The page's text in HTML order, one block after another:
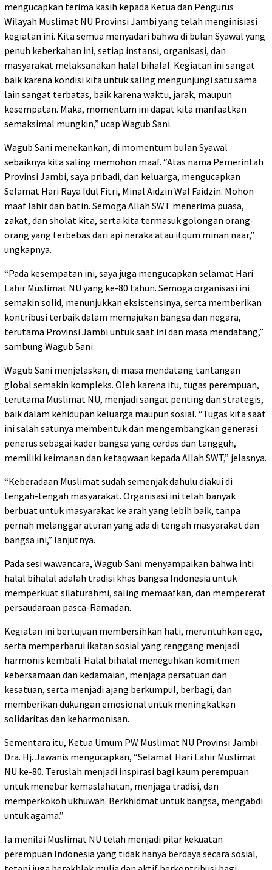
mengucapkan terima kasih kepada Ketua dan Pengurus
Wilayah Muslimat NU Provinsi Jambi yang telah menginisiasi
kegiatan ini. Kita semua menyadari bahwa di bulan Syawal yang
penuh keberkahan ini, setiap instansi, organisasi, dan
masyarakat melaksanakan halal bihalal. Kegiatan ini sangat
baik karena kondisi kita untuk saling mengunjungi satu sama
lain sangat terbatas, baik karena waktu, jarak, maupun
kesempatan. Maka, momentum ini dapat kita manfaatkan
semaksimal mungkin,” ucap Wagub Sani.
Wagub Sani menekankan, di momentum bulan Syawal
sebaiknya kita saling memohon maaf. “Atas nama Pemerintah
Provinsi Jambi, saya pribadi, dan keluarga, mengucapkan
Selamat Hari Raya Idul Fitri, Minal Aidzin Wal Faidzin. Mohon
maaf lahir dan batin. Semoga Allah SWT menerima puasa,
zakat, dan sholat kita, serta kita termasuk golongan orang-
orang yang terbebas dari api neraka atau itqum minan naar,”
ungkapnya.
“Pada kesempatan ini, saya juga mengucapkan selamat Hari
Lahir Muslimat NU yang ke-80 tahun. Semoga organisasi ini
semakin solid, menunjukkan eksistensinya, serta memberikan
kontribusi terbaik dalam memajukan bangsa dan negara,
terutama Provinsi Jambi untuk saat ini dan masa mendatang,”
sambung Wagub Sani.
Wagub Sani menjelaskan, di masa mendatang tantangan
global semakin kompleks. Oleh karena itu, tugas perempuan,
terutama Muslimat NU, menjadi sangat penting dan strategis,
baik dalam kehidupan keluarga maupun sosial. “Tugas kita saat
ini salah satunya membentuk dan mengembangkan generasi
penerus sebagai kader bangsa yang cerdas dan tangguh,
memiliki keimanan dan ketaqwaan kepada Allah SWT,” jelasnya.
“Keberadaan Muslimat sudah semenjak dahulu diakui di
tengah-tengah masyarakat. Organisasi ini telah banyak
berbuat untuk masyarakat ke arah yang lebih baik, tanpa
pernah melanggar aturan yang ada di tengah masyarakat dan
bangsa ini,” lanjutnya.
Pada sesi wawancara, Wagub Sani menyampaikan bahwa inti
halal bihalal adalah tradisi khas bangsa Indonesia untuk
memperkuat silaturahmi, saling memaafkan, dan mempererat
persaudaraan pasca-Ramadan.
Kegiatan ini bertujuan membersihkan hati, meruntuhkan ego,
serta memperbarui ikatan sosial yang renggang menjadi
harmonis kembali. Halal bihalal meneguhkan komitmen
kebersamaan dan kedamaian, menjaga persatuan dan
kesatuan, serta menjadi ajang berkumpul, berbagi, dan
memberikan dukungan emosional untuk meningkatkan
solidaritas dan keharmonisan.
Sementara itu, Ketua Umum PW Muslimat NU Provinsi Jambi
Dra. Hj. Jawanis mengucapkan, “Selamat Hari Lahir Muslimat
NU ke-80. Teruslah menjadi inspirasi bagi kaum perempuan
untuk menebar kemaslahatan, menjaga tradisi, dan
memperkokoh ukhuwah. Berkhidmat untuk bangsa, mengabdi
untuk agama.”
Ia menilai Muslimat NU telah menjadi pilar kekuatan
perempuan Indonesia yang tidak hanya berdaya secara sosial,